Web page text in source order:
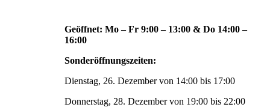
Geöffnet: Mo – Fr 9:00 – 13:00 & Do 14:00 –
16:00
Sonderöffnungszeiten:
Dienstag, 26. Dezember von 14:00 bis 17:00
Donnerstag, 28. Dezember von 19:00 bis 22:00